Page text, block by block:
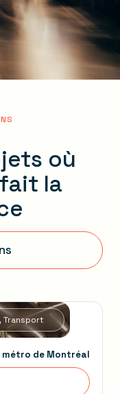
où
la
Transport
métro de Montréal